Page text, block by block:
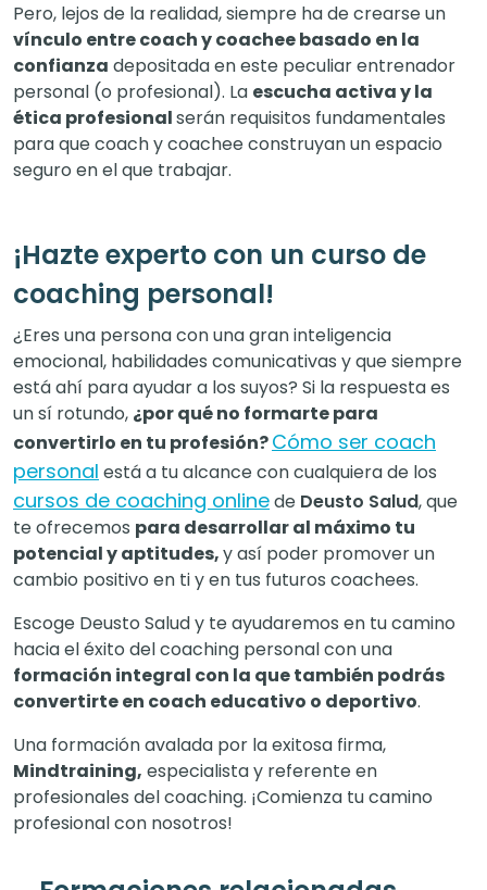
Pero, lejos de la realidad, siempre ha de crearse un
vínculo entre coach y coachee basado en la
confianza depositada en este peculiar entrenador
personal (o profesional). La escucha activa y la
ética profesionalserán requisitos fundamentales
para que coach y coachee construyan un espacio
seguro en el que trabajar.
¡Hazte experto con un curso de
coaching personal!
¿Eres una persona con una gran inteligencia
emocional, habilidades comunicativas y que siempre
está ahí para ayudar a los suyos? Si la respuesta es
un sí rotundo, ¿por qué no formarte para
convertirlo en tu profesión?Cómo ser coach
personal está a tu alcance con cualquiera de los
cursos de coaching onlinede Deusto Salud, que
te ofrecemos para desarrollar al máximo tu
potencial y aptitudes,y así poder promover un
cambio positivo en ti y en tus futuros coachees.
Escoge Deusto Salud y te ayudaremos en tu camino
hacia el éxito del coaching personal con una
formación integral con la que también podrás
convertirte en coach educativo o deportivo.
Una formación avalada por la exitosa firma,
Mindtraining, especialista y referente en
profesionales del coaching. ¡Comienza tu camino
profesional con nosotros!